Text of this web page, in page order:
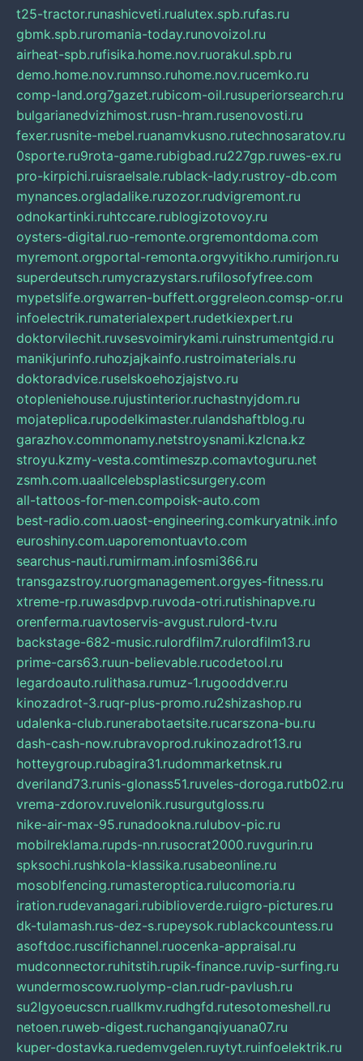
t25-tractor.runashicveti.rualutex.spb.rufas.ru
gbmk.spb.ruromania-today.runovoizol.ru
airheat-spb.rufisika.home.nov.ruorakul.spb.ru
demo.home.nov.rumnso.ruhome.nov.rucemko.ru
comp-land.org7gazet.rubicom-oil.rusuperiorsearch.ru
bulgarianedvizhimost.rusn-hram.rusenovosti.ru
fexer.rusnite-mebel.ruanamvkusno.rutechnosaratov.ru
0sporte.ru9rota-game.rubigbad.ru227gp.ruwes-ex.ru
pro-kirpichi.ruisraelsale.rublack-lady.rustroy-db.com
mynances.orgladalike.ruzozor.rudvigremont.ru
odnokartinki.ruhtccare.rublogizotovoy.ru
oysters-digital.ruo-remonte.orgremontdoma.com
myremont.orgportal-remonta.orgvyitikho.rumirjon.ru
superdeutsch.rumycrazystars.rufilosofyfree.com
mypetslife.orgwarren-buffett.orggreleon.comsp-or.ru
infoelectrik.rumaterialexpert.rudetkiexpert.ru
doktorvilechit.ruvsesvoimirykami.ruinstrumentgid.ru
manikjurinfo.ruhozjajkainfo.rustroimaterials.ru
doktoradvice.ruselskoehozjajstvo.ru
otopleniehouse.rujustinterior.ruchastnyjdom.ru
mojateplica.rupodelkimaster.rulandshaftblog.ru
garazhov.commonamy.netstroysnami.kzlcna.kz
stroyu.kzmy-vesta.comtimeszp.comavtoguru.net
zsmh.com.uaallcelebsplasticsurgery.com
all-tattoos-for-men.compoisk-auto.com
best-radio.com.uaost-engineering.comkuryatnik.info
euroshiny.com.uaporemontuavto.com
searchus-nauti.rumirmam.infosmi366.ru
transgazstroy.ruorgmanagement.orgyes-fitness.ru
xtreme-rp.ruwasdpvp.ruvoda-otri.rutishinapve.ru
orenferma.ruavtoservis-avgust.rulord-tv.ru
backstage-682-music.rulordfilm7.rulordfilm13.ru
prime-cars63.ruun-believable.rucodetool.ru
legardoauto.rulithasa.rumuz-1.rugooddver.ru
kinozadrot-3.ruqr-plus-promo.ru2shizashop.ru
udalenka-club.runerabotaetsite.rucarszona-bu.ru
dash-cash-now.rubravoprod.rukinozadrot13.ru
hotteygroup.rubagira31.rudommarketnsk.ru
dveriland73.runis-glonass51.ruveles-doroga.rutb02.ru
vrema-zdorov.ruvelonik.rusurgutgloss.ru
nike-air-max-95.runadookna.rulubov-pic.ru
mobilreklama.rupds-nn.rusocrat2000.ruvgurin.ru
spksochi.rushkola-klassika.rusabeonline.ru
mosoblfencing.rumasteroptica.rulucomoria.ru
iration.rudevanagari.rubiblioverde.ruigro-pictures.ru
dk-tulamash.rus-dez-s.rupeysok.rublackcountess.ru
asoftdoc.ruscifichannel.ruocenka-appraisal.ru
mudconnector.ruhitstih.rupik-finance.ruvip-surfing.ru
wundermoscow.ruolymp-clan.rudr-pavlush.ru
su2lgyoeucscn.ruallkmv.rudhgfd.rutesotomeshell.ru
netoen.ruweb-digest.ruchanganqiyuana07.ru
kuper-dostavka.ruedemvgelen.ruytyt.ruinfoelektrik.ru